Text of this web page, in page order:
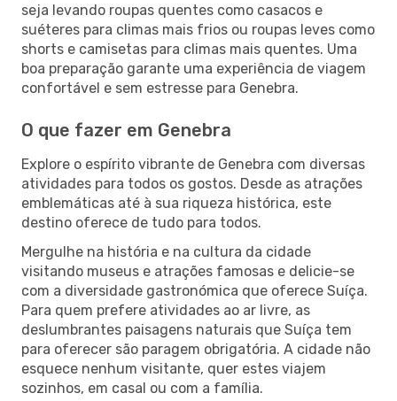
seja levando roupas quentes como casacos e
suéteres para climas mais frios ou roupas leves como
shorts e camisetas para climas mais quentes. Uma
boa preparação garante uma experiência de viagem
confortável e sem estresse para Genebra.
O que fazer em Genebra
Explore o espírito vibrante de Genebra com diversas
atividades para todos os gostos. Desde as atrações
emblemáticas até à sua riqueza histórica, este
destino oferece de tudo para todos.
Mergulhe na história e na cultura da cidade
visitando museus e atrações famosas e delicie-se
com a diversidade gastronómica que oferece Suíça.
Para quem prefere atividades ao ar livre, as
deslumbrantes paisagens naturais que Suíça tem
para oferecer são paragem obrigatória. A cidade não
esquece nenhum visitante, quer estes viajem
sozinhos, em casal ou com a família.